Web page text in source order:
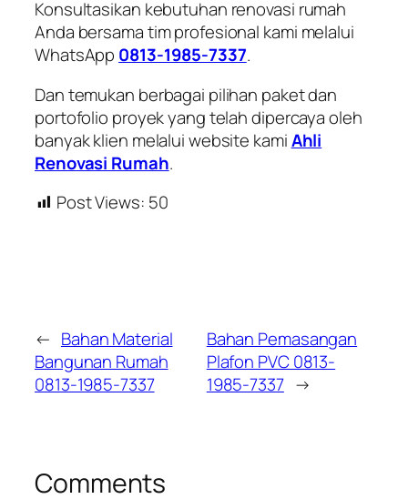
Konsultasikan kebutuhan renovasi rumah
Anda bersama tim profesional kami melalui
WhatsApp 0813-1985-7337.
Dan temukan berbagai pilihan paket dan
portofolio proyek yang telah dipercaya oleh
banyak klien melalui website kamiAhli
Renovasi Rumah.
Post Views: 50
← Bahan Material
Bangunan Rumah
0813-1985-7337
Bahan Pemasangan
Plafon PVC 0813-
1985-7337 →
Comments